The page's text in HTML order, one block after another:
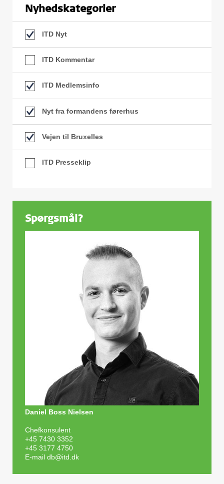
Nyhedskategorier
ITD Nyt
ITD Kommentar
ITD Medlemsinfo
Nyt fra formandens førerhus
Vejen til Bruxelles
ITD Presseklip
Spørgsmål?
Daniel Boss Nielsen
Chefkonsulent
+45 7430 3352
+45 3177 4750
E-mail db@itd.dk